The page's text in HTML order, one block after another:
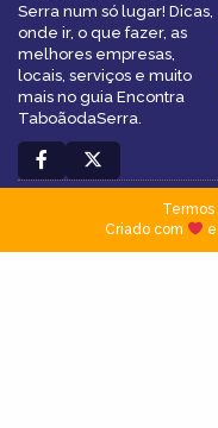
Serra num só lugar! Dicas,
onde ir, o que fazer, as
melhores empresas,
locais, serviços e muito
mais no guia Encontra
TaboãodaSerra.
Termos|
Criado com
e